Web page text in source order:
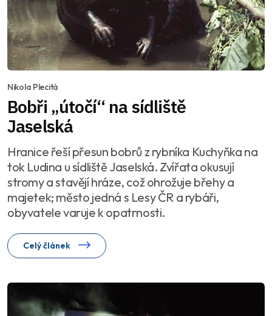
Nikola Plecitá
Bobři „útočí“ na sídliště
Jaselská
Hranice řeší přesun bobrů z rybníka Kuchyňka na
tok Ludina u sídliště Jaselská. Zvířata okusují
stromy a stavějí hráze, což ohrožuje břehy a
majetek; město jedná s Lesy ČR a rybáři,
obyvatele varuje k opatrnosti.
Celý článek